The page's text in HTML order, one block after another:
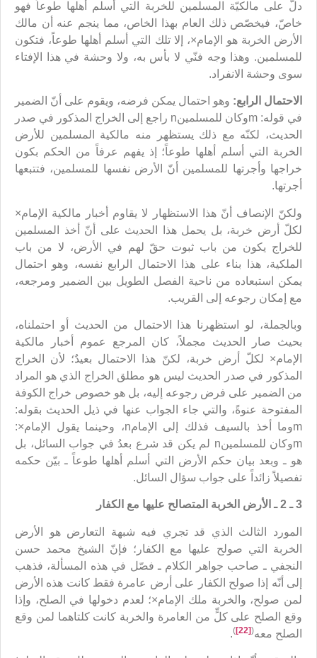
دلّ على مالكيّة المسلمين للخربة التي أسلم أهلها طوعاً فهو
خاصّ، فيخصّص ذلك العام بهذا الخاص، مما ينجم عنه أن مالك
الأرض الخربة هو الإمام×، إلا تلك التي أسلم أهلها طوعاً، فتكون
للمسلمين. وهذا وجه فنّي لا بأس به، ولا وحشة في هذا الإفتاء
سوى وحشة الانفراد.
الاحتمال الرابع: وهو احتمال يمكن فرضه، ويقوم على أنّ الضمير
في قوله: mوكان للمسلمينn راجع إلى الخراج المذكور في صدر
الحديث، لكنّه مع ذلك يستظهر منه مالكية المسلمين للأرض
الخربة التي أسلم أهلها طوعاً؛ إذ يفهم عرفاً من الحكم بكون
خراجها وأجرتها للمسلمين أنّ الأرض نفسها للمسلمين، فتتبعها
أجرتها.
ولكنّ الإنصاف أنّ هذا الاستظهار لا يقاوم أخبار مالكية الإمام×
لكلّ أرض خربة، بل يحمل هذا الحديث على أنّ أخذ المسلمين
للخراج يكون من باب ثبوت حقّ لهم في الأرض، لا من باب
الملكية، هذا بناء على هذا الاحتمال الرابع نفسه، وهو احتمال
يمكن استبعاده من ناحية الفصل الطويل بين الضمير ومرجعه،
مع إمكان رجوعه إلى القريب.
وبالجملة، لو استظهرنا هذا الاحتمال من الحديث أو احتملناه،
بحيث صار الحديث مجملاً، كان المرجع عموم أخبار مالكية
الإمام× لكلّ أرض خربة، لكنّ هذا الاحتمال بعيدٌ؛ لأن الخراج
المذكور في صدر الحديث ليس هو مطلق الخراج الذي هو المراد
من الضمير على فرض رجوعه إليه، بل هو خصوص خراج الكوفة
المفتوحة عنوةً، والتي جاء الجواب عنها في ذيل الحديث بقوله:
mوما أخذ بالسيف فذلك إلى الإمامn، وحينما يقول الإمام×:
mوكان للمسلمينn لم يكن قد شرع بعدُ في جواب السائل، بل
هو ـ وبعد بيان حكم الأرض التي أسلم أهلها طوعاً ـ بيّن حكمه
تفصيلاً زائداً على جواب سؤال السائل.
3 ـ 2 ـ الأرض الخربة المتصالح عليها مع الكفار
المورد الثالث الذي قد تجري فيه شبهة التعارض هو الأرض
الخربة التي صولح عليها مع الكفار؛ فإنّ الشيخ محمد حسن
النجفي ـ صاحب جواهر الكلام ـ فصّل في هذه المسألة، فذهب
إلى أنّه إذا صولح الكفار على أرض عامرة فقط كانت هذه الأرض
لمن صولح، والخربة ملك الإمام×؛ لعدم دخولها في الصلح، وإذا
وقع الصلح على كلٍّ من العامرة والخربة كانت كلتاهما لمن وقع
الصلح معه(
[22]
)
.